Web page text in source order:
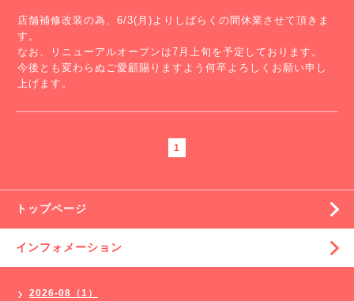
店舗補修改装の為、6/3(月)よりしばらくの間休業させて頂きま
す。
なお、リニューアルオープンは7月上旬を予定しております。
今後とも変わらぬご愛顧賜りますよう何卒よろしくお願い申し
上げます。
1
トップページ
インフォメーション
2026-08（1）